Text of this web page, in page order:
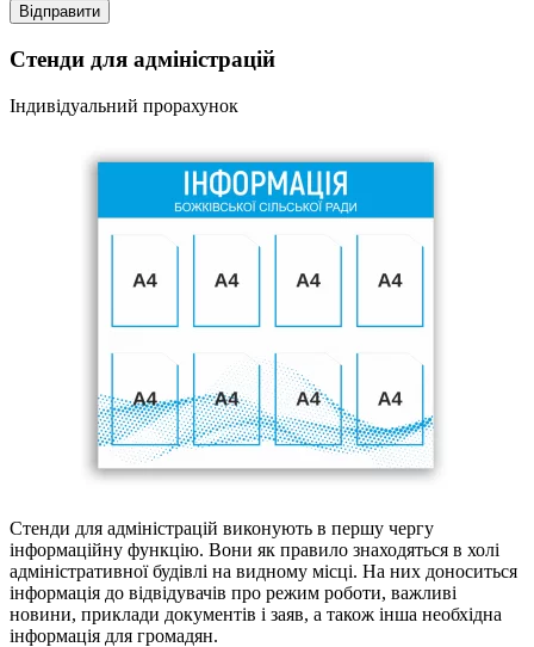
Стенди для адміністрацій
Індивідуальний прорахунок
Стенди для адміністрацій виконують в першу чергу
інформаційну функцію. Вони як правило знаходяться в холі
адміністративної будівлі на видному місці. На них доноситься
інформація до відвідувачів про режим роботи, важливі
новини, приклади документів і заяв, а також інша необхідна
інформація для громадян.